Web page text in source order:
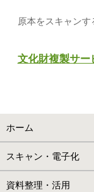
原本をスキャン
文化財複製サー
ホーム
スキャン・電子化
資料整理・活用